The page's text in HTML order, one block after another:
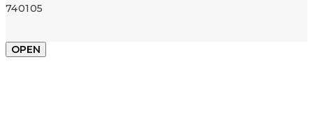
740105
OPEN